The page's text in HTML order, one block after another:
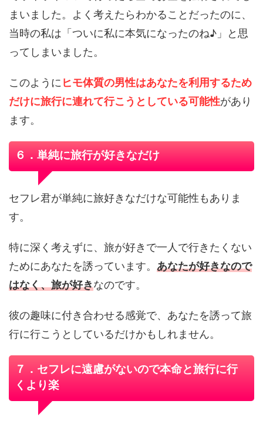
まいました。よく考えたらわかることだったのに、
当時の私は「ついに私に本気になったのね♪」と思
ってしまいました。
このように ヒモ体質の男性はあなたを利用するため
だけに旅行に連れて行こうとしている可能性があり
ます。
６．単純に旅行が好きなだけ
セフレ君が単純に旅好きなだけな可能性もありま
す。
特に深く考えずに、旅が好きで一人で行きたくない
ためにあなたを誘っています。 あなたが好きなので
はなく、旅が好きなのです。
彼の趣味に付き合わせる感覚で、あなたを誘って旅
行に行こうとしているだけかもしれません。
７．セフレに遠慮がないので本命と旅行に行
くより楽